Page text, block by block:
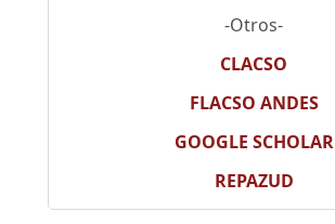
-Otros-
CLACSO
FLACSO ANDES
GOOGLE SCHOLAR
REPAZUD